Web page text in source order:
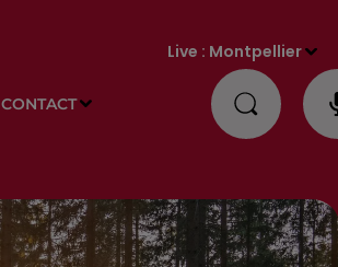
CONTACT
Live : Montpellier